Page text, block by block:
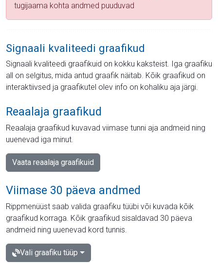
tugijaama kohta andmed puuduvad
Signaali kvaliteedi graafikud
Signaali kvaliteedi graafikuid on kokku kaksteist. Iga graafiku
all on selgitus, mida antud graafik näitab. Kõik graafikud on
interaktiivsed ja graafikutel olev info on kohaliku aja järgi.
Reaalaja graafikud
Reaalaja graafikud kuvavad viimase tunni aja andmeid ning
uuenevad iga minut.
Vaata reaalaja graafikuid
Viimase 30 päeva andmed
Rippmenüüst saab valida graafiku tüübi või kuvada kõik
graafikud korraga. Kõik graafikud sisaldavad 30 päeva
andmeid ning uuenevad kord tunnis.
Vali graafiku tüüp